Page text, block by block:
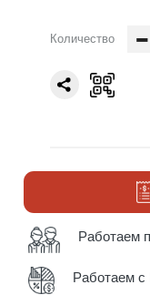
Количество -
Работаем
Работаем